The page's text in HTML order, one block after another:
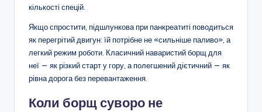
кількості спецій.
Якщо спростити, підшлункова при панкреатиті поводиться
як перегрітий двигун: їй потрібне не «сильніше паливо», а
легкий режим роботи. Класичний наваристий борщ для
неї — як різкий старт у гору, а полегшений дієтичний — як
рівна дорога без перевантаження.
Коли борщ суворо не